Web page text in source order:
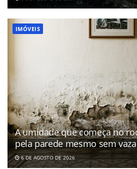
IMÓVEIS
A umidade que começa no
pela parede mesmo sem
6 DE AGOSTO DE 2026